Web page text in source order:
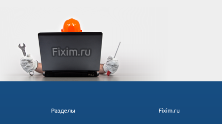
Fixim.ru
Разделы